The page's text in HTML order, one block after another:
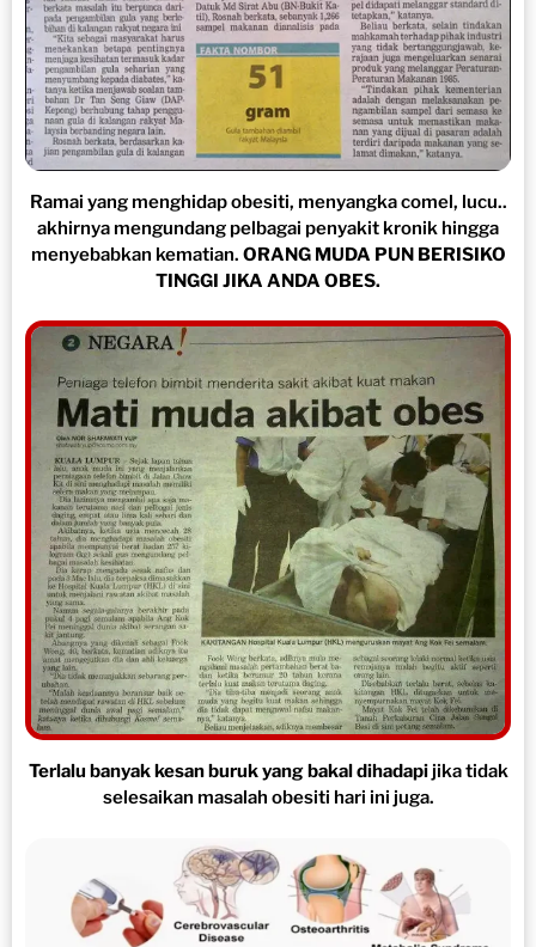
Ramai yang menghidap obesiti, menyangka comel, lucu..
akhirnya mengundang pelbagai penyakit kronik hingga
menyebabkan kematian. ORANG MUDA PUN BERISIKO
TINGGI JIKA ANDA OBES.
Terlalu banyak kesan buruk yang bakal dihadapijika tidak
selesaikan masalah obesiti hari ini juga.